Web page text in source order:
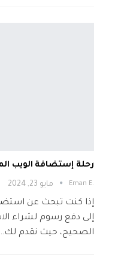
رحلة إستضافة الويب
.Eman E مايو 23, 2024
إذا كنت تبحث عن
إلى دفع رسوم لشراء
الصحيح، حيث نقدم لك…